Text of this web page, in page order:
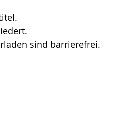
sind barrierefrei.